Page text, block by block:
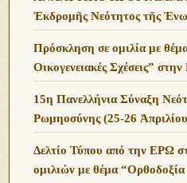
ΑΝΑΛΥΤΙΚΟ ΠΡΟΓΡΑΜΜΑ
Ἐκδρομῆς Νεότητος τῆς
Πρόσκληση σε ομιλία με
Οικογενειακές Σχέσεις”
15η Πανελλήνια Σύναξη
Ρωμηοσύνης (25-26
Δελτίο Τύπου από την ΕΡΩ
ομιλιών με θέμα “Ορθοδοξία